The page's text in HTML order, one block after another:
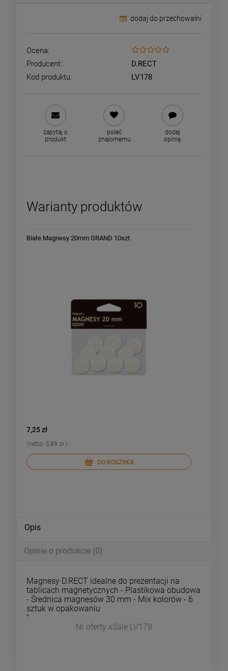
dodaj do przechowalni
Ocena:
Producent:
D.RECT
Kod produktu:
LV178
zapytaj o
produkt
poleć
znajomemu
dodaj
opinię
Warianty produktów
Białe Magnesy 20mm GRAND 10szt
7,25 zł
(netto: 5,89 zł )
DO KOSZYKA
Opis
Opinie o produkcie (0)
Magnesy D.RECT idealne do prezentacji na
tablicach magnetycznych - Plastikowa obudowa
- Średnica magnesów 30 mm - Mix kolorów - 6
sztuk w opakowaniu
"
Nr oferty xSale LV178